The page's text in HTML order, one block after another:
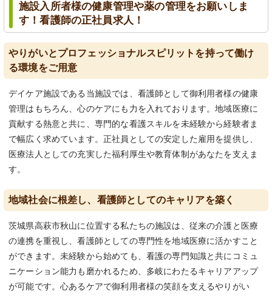
施設入所者様の健康管理や薬の管理をお願いしま
す！看護師の正社員求人！
やりがいとプロフェッショナルスピリットを持って働け
る環境をご用意
デイケア施設である当施設では、看護師として御利用者様の健康
管理はもちろん、心のケアにも力を入れております。地域医療に
貢献する熱意と共に、専門的な看護スキルを未経験から経験者ま
で幅広く求めています。正社員としての安定した雇用を提供し、
医療法人としての充実した福利厚生や教育体制があなたを支えま
す。
地域社会に根差し、看護師としてのキャリアを築く
茨城県高萩市秋山に位置する私たちの施設は、従来の介護と医療
の連携を重視し、看護師としての専門性を地域医療に活かすこと
ができます。未経験から始めても、看護の専門知識と共にコミュ
ニケーション能力も磨かれるため、多岐にわたるキャリアアップ
が可能です。心あるケアで御利用者様の笑顔を支えるやりがい